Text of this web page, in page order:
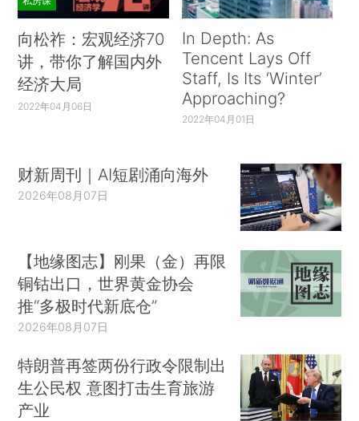
向松祚：宏观经济70
讲，带你了解国内外
经济大局
2022年04月06日
In Depth: As
Tencent Lays Off
Staff, Is Its ‘Winter’
Approaching?
2022年04月01日
财新周刊｜AI短剧涌向海外
2026年08月07日
【地缘图志】刚果（金）再限
铜钴出口，世界黄金协会
推“多极时代新底仓”
2026年08月07日
特朗普再签两份行政令限制出
生公民权 意图打击生育旅游
产业